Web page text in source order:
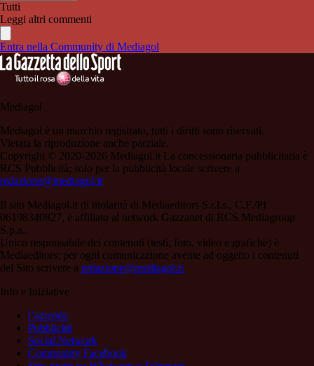
Tutti
Leggi altri commenti
Entra nella Community di Mediagol
Mediagol
Mediagol è un marchio registrato, tutti i diritti sono riservati.
Vietata la riproduzione anche parziale.
Copyright © 2020-2026 Mediagol.it La concessionaria pubblicitaria è
RCS Pubblicità; solo per la pubblicità locale scrivere a
redazione@mediagol.it
Il sito Mediagol.it di titolarità di Mediaeditors S.r.l.s., C.F./PI
06198340827, è affiliato al network Gazzanet di RCS Mediagroup
S.p.a..
Unico responsabile dei contenuti (testi, foto, video e grafiche) è
Mediaeditors; per ogni comunicazione avente ad oggetto i contenuti
del Sito scrivere a redazione@mediagol.it
Info e Iniziative
l’azienda
Pubblicità
Social Network
Community Facebook